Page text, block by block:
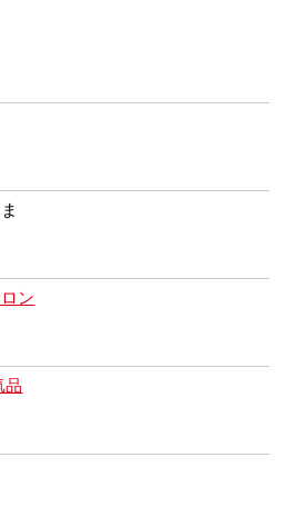
ン
品